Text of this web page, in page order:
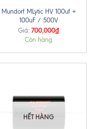
Mundorf MLytic HV 100uf +
100uF / 500V
Giá: 700,000₫
Còn hàng
HẾT HÀNG